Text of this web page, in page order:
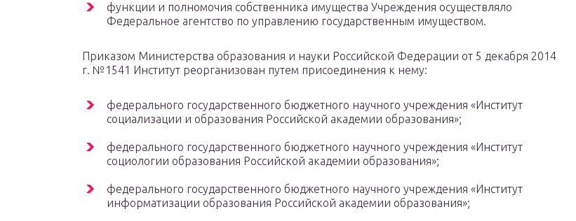
функции и полномочия собственника имущества Учреждения осуществляло
Федеральное агентство по управлению государственным имуществом.
Приказом Министерства образования и науки Российской Федерации от 5 декабря 2014
г. №1541 Институт реорганизован путем присоединения к нему:
федерального государственного бюджетного научного учреждения «Институт
социализации и образования Российской академии образования»;
федерального государственного бюджетного научного учреждения «Институт
социологии образования Российской академии образования»;
федерального государственного бюджетного научного учреждения «Институт
информатизации образования Российской академии образования»;